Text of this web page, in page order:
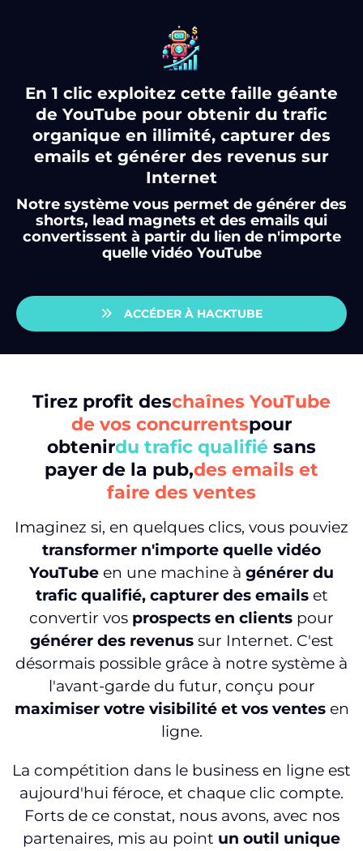
En 1 clic exploitez cette faille géante
de YouTube pour obtenir du trafic
organique en illimité, capturer des
emails et générer des revenus sur
Internet
Notre système vous permet de générer des
shorts, lead magnets et des emails qui
convertissent à partir du lien de n'importe
quelle vidéo YouTube
ACCÉDER À HACKTUBE
Tirez profit deschaînes YouTube
de vos concurrentspour
obtenirdu trafic qualifié sans
payer de la pub,des emails et
faire des ventes
Imaginez si, en quelques clics, vous pouviez
transformer n'importe quelle vidéo
YouTube en une machine à générer du
trafic qualifié, capturer des emailset
convertir vos prospects en clients pour
générer des revenus sur Internet. C'est
désormais possible grâce à notre système à
l'avant-garde du futur, conçu pour
maximiser votre visibilité et vos ventes en
ligne.
La compétition dans le business en ligne est
aujourd'hui féroce, et chaque clic compte.
Forts de ce constat, nous avons, avec nos
partenaires, mis au point un outil unique